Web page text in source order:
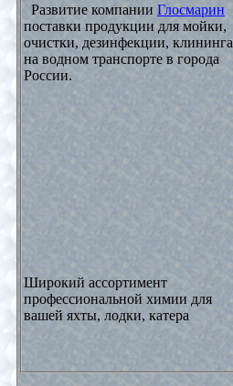
Развитие компании Глосмарин
поставки продукции для мойки,
очистки, дезинфекции, клининга
на водном транспорте в города
России.
Широкий ассортимент
профессиональной химии для
вашей яхты, лодки, катера